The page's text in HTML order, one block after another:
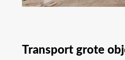
Transport grote